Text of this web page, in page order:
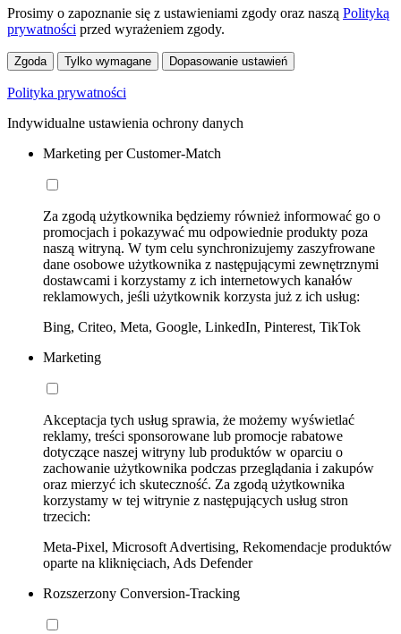
Prosimy o zapoznanie się z ustawieniami zgody oraz naszą Polityką
prywatności przed wyrażeniem zgody.
Zgoda Tylko wymagane Dopasowanie ustawień
Polityka prywatności
Indywidualne ustawienia ochrony danych
Marketing per Customer-Match
Za zgodą użytkownika będziemy również informować go o
promocjach i pokazywać mu odpowiednie produkty poza
naszą witryną. W tym celu synchronizujemy zaszyfrowane
dane osobowe użytkownika z następującymi zewnętrznymi
dostawcami i korzystamy z ich internetowych kanałów
reklamowych, jeśli użytkownik korzysta już z ich usług:
Bing, Criteo, Meta, Google, LinkedIn, Pinterest, TikTok
Marketing
Akceptacja tych usług sprawia, że możemy wyświetlać
reklamy, treści sponsorowane lub promocje rabatowe
dotyczące naszej witryny lub produktów w oparciu o
zachowanie użytkownika podczas przeglądania i zakupów
oraz mierzyć ich skuteczność. Za zgodą użytkownika
korzystamy w tej witrynie z następujących usług stron
trzecich:
Meta-Pixel, Microsoft Advertising, Rekomendacje produktów
oparte na kliknięciach, Ads Defender
Rozszerzony Conversion-Tracking